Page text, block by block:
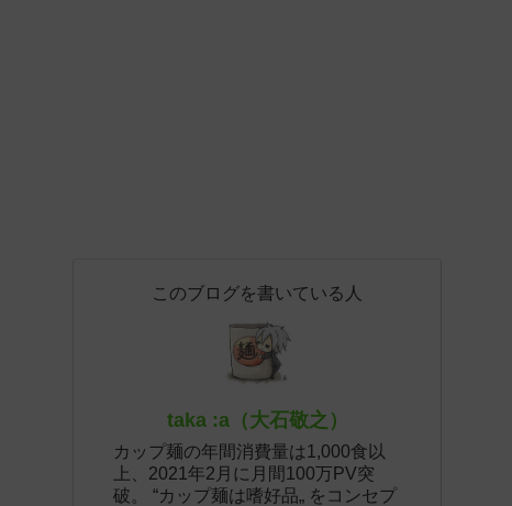
このブログを書いている人
taka :a（大石敬之）
カップ麺の年間消費量は1,000食以
上、2021年2月に月間100万PV突
破。 “カップ麺は嗜好品„ をコンセプ